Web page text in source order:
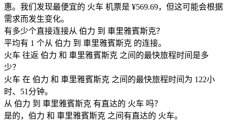
惠。我们发现最便宜的 火车 机票是 ¥569.69，但这可能会根据
需求而发生变化。
有多少个直接连接从 伯力 到 車里雅賓斯克？
平均有 1 个从 伯力 到 車里雅賓斯克 的连接。
火车 往返 伯力 和 車里雅賓斯克 之间的最快旅程时间是多
少？
火车 在 伯力 和 車里雅賓斯克 之间的最快旅程时间为 122小
时、51分钟。
从 伯力 到 車里雅賓斯克 有直达的 火车 吗？
是的，伯力 和 車里雅賓斯克 之间有直达的 火车。